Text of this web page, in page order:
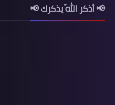
📢 أذكر اللّه يذكرك 📢